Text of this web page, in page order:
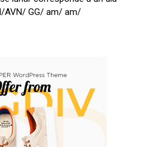
AVN/ GG/ am/ am/